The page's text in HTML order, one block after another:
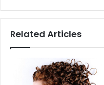
Related Articles